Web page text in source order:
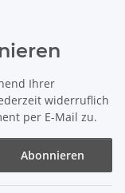
Ihrer
widerruflich
per E-Mail zu.
Abonnieren